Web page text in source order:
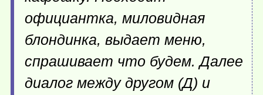
официантка, миловидная
блондинка, выдает меню,
спрашивает что будем. Далее
диалог между другом (Д) и